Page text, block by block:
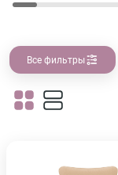
Все фильтры